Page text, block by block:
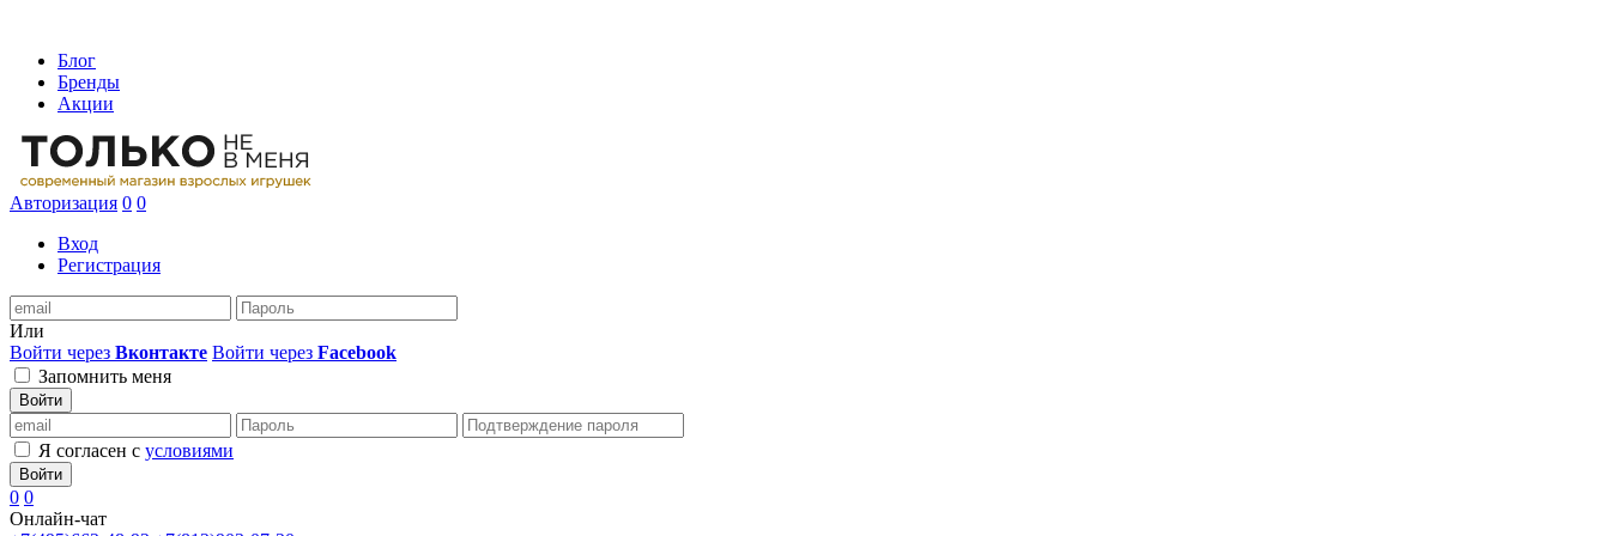
Блог
Бренды
Акции
Авторизация 0 0
Вход
Регистрация
Или
Войти через Вконтакте Войти через Facebook
Запомнить меня
Войти
Я согласен с условиями
Войти
0 0
Онлайн-чат